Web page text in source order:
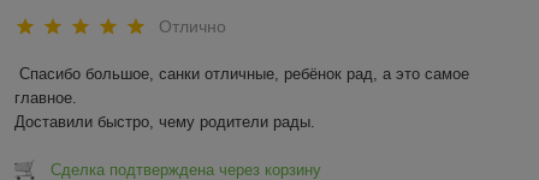
Отлично
Спасибо большое, санки отличные, ребёнок рад, а это самое
главное.
Доставили быстро, чему родители рады.
Сделка подтверждена через корзину